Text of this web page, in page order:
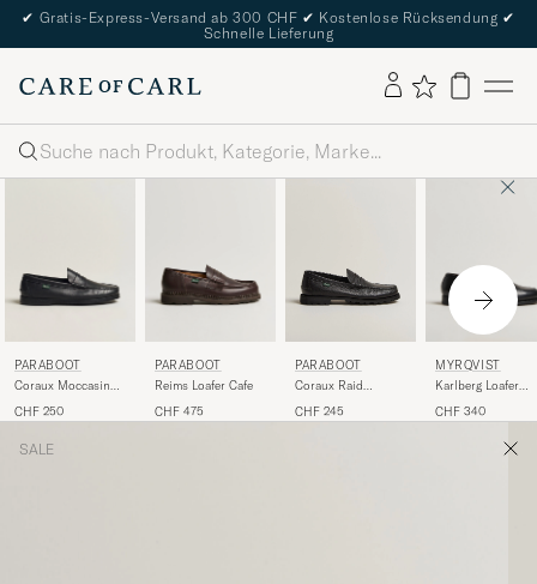
✔ Gratis-Express-Versand ab 300 CHF ✔ Kostenlose Rücksendung ✔
Schnelle Lieferung
Suche
PARABOOT
Coraux Moccasin
CHF 250
PARABOOT
Reims Loafer Cafe
CHF 475
PARABOOT
Coraux Raid
CHF 245
MYRQVIST
Karlberg Loafer
CHF 340
SALE